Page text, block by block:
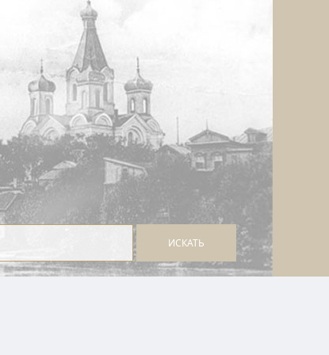
ИСКАТЬ